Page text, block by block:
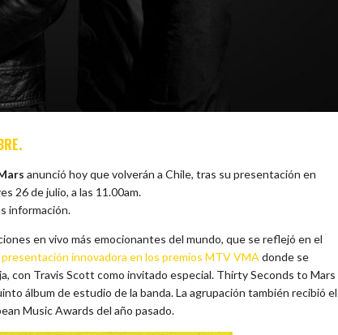
anunció hoy que volverán a Chile, tras su presentación en
26 de julio, a las 11.00am.
información.
en vivo más emocionantes del mundo, que se reflejó en el
presentación innovadora en los premios MTV VMA donde se
con Travis Scott como invitado especial. Thirty Seconds to Mars
álbum de estudio de la banda. La agrupación también recibió el
Music Awards del año pasado.